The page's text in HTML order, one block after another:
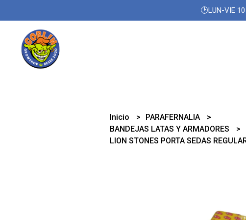
🕑LUN-VIE
Inicio
PARAFERNALIA
BANDEJAS LATAS Y ARMADORES
LION STONES PORTA SEDAS